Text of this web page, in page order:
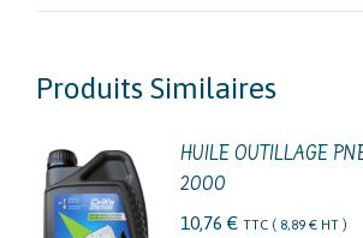
Produits Similaires
HUILE OUTILLAGE
2000
10,76 € TTC ( 8,89 € HT )